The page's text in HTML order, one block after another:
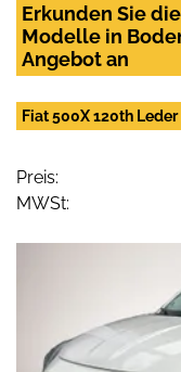
Erkunden Sie
Modelle in
Angebot an
Fiat 500X 120th
Preis:
MWSt: